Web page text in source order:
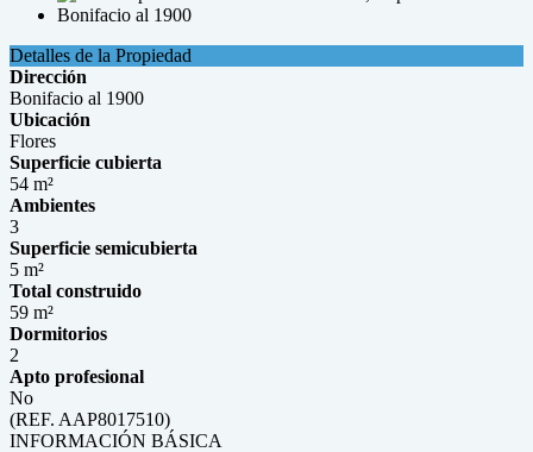
Detalles de la Propiedad
Dirección
Bonifacio al 1900
Ubicación
Flores
Superficie cubierta
54 m²
Ambientes
3
Superficie semicubierta
5 m²
Total construido
59 m²
Dormitorios
2
Apto profesional
No
(REF. AAP8017510)
INFORMACIÓN BÁSICA